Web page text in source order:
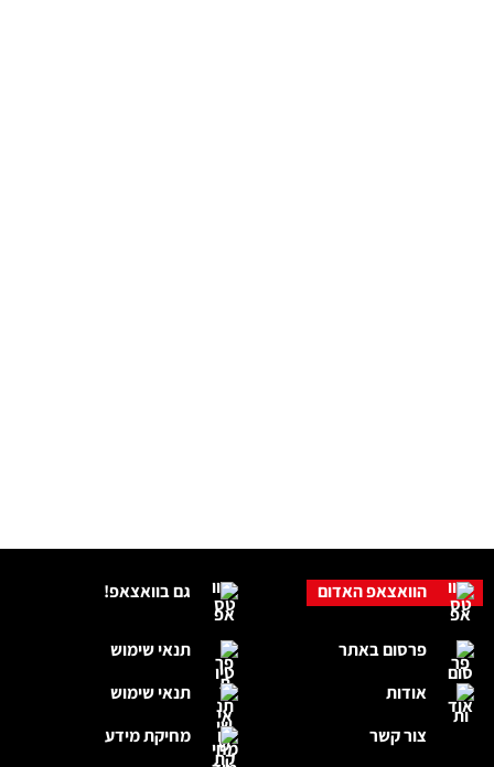
גם בוואצאפ!
תנאי שימוש
תנאי שימוש
מחיקת מידע
הוואצאפ האדום
פרסום באתר
אודות
צור קשר